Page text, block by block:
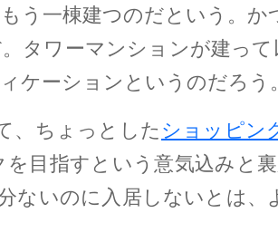
う一棟建つのだという。か
タワーマンションが建って
ケーションというのだろう。
、ちょっとした ショッピン
目指すという意気込みと
ないのに入居しないとは、